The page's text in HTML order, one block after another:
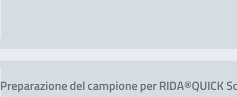
Preparazione del campione per RIDA®QUICK